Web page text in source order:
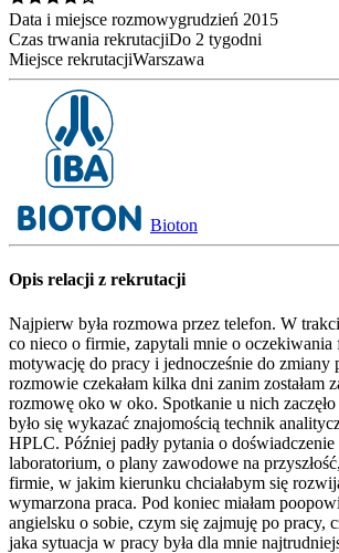
Data i miejsce rozmowygrudzień 2015
Czas trwania rekrutacjiDo 2 tygodni
Miejsce rekrutacjiWarszawa
Bioton
Opis relacji z rekrutacji
Najpierw była rozmowa przez telefon. W
co nieco o firmie, zapytali mnie o oczekiwania
motywację do pracy i jednocześnie do zmiany
rozmowie czekałam kilka dni zanim zostałam
rozmowę oko w oko. Spotkanie u nich zaczęło
było się wykazać znajomością technik
HPLC. Później padły pytania o
laboratorium, o plany zawodowe na
firmie, w jakim kierunku chciałabym się
wymarzona praca. Pod koniec miałam
angielsku o sobie, czym się zajmuję po pracy,
jaka sytuacja w pracy była dla mnie